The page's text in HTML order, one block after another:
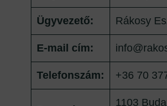
Ügyvezető: Rákosy
E-mail cím:
Telefonszám: +36 70
1103